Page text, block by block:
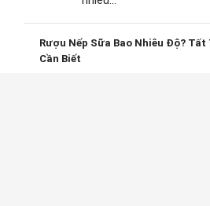
Rượu Nếp Sữa Bao Nhiêu Độ?
Cần Biết